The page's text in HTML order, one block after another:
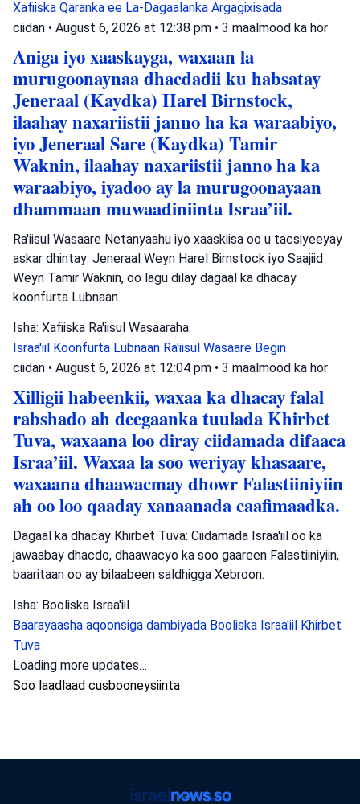
Xafiiska Qaranka ee La-Dagaalanka Argagixisada
ciidan • August 6, 2026 at 12:38 pm • 3 maalmood ka hor
Aniga iyo xaaskayga, waxaan la
murugoonaynaa dhacdadii ku habsatay
Jeneraal (Kaydka) Harel Birnstock,
ilaahay naxariistii janno ha ka waraabiyo,
iyo Jeneraal Sare (Kaydka) Tamir
Waknin, ilaahay naxariistii janno ha ka
waraabiyo, iyadoo ay la murugoonayaan
dhammaan muwaadiniinta Israa’iil.
Ra'iisul Wasaare Netanyaahu iyo xaaskiisa oo u tacsiyeeyay
askar dhintay: Jeneraal Weyn Harel Birnstock iyo Saajiid
Weyn Tamir Waknin, oo lagu dilay dagaal ka dhacay
koonfurta Lubnaan.
Isha: Xafiiska Ra'iisul Wasaaraha
Israa'iil Koonfurta Lubnaan Ra'iisul Wasaare Begin
ciidan • August 6, 2026 at 12:04 pm • 3 maalmood ka hor
Xilligii habeenkii, waxaa ka dhacay falal
rabshado ah deegaanka tuulada Khirbet
Tuva, waxaana loo diray ciidamada difaaca
Israa’iil. Waxaa la soo weriyay khasaare,
waxaana dhaawacmay dhowr Falastiiniyiin
ah oo loo qaaday xanaanada caafimaadka.
Dagaal ka dhacay Khirbet Tuva: Ciidamada Israa'iil oo ka
jawaabay dhacdo, dhaawacyo ka soo gaareen Falastiiniyiin,
baaritaan oo ay bilaabeen saldhigga Xebroon.
Isha: Booliska Israa'iil
Baarayaasha aqoonsiga dambiyada Booliska Israa'iil Khirbet
Tuva
Loading more updates…
Soo laadlaad cusbooneysiinta